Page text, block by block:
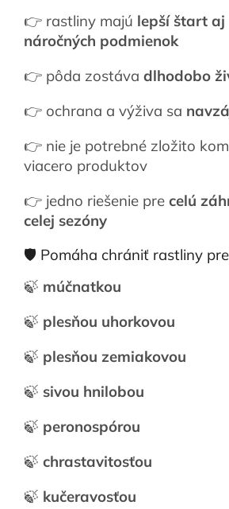
👉 rastliny majú lepší štart aj
náročných podmienok
👉 pôda zostáva dlhodobo
👉 ochrana a výživa sa
👉 nie je potrebné zložito
viacero produktov
👉 jedno riešenie pre celú
celej sezóny
🛡️ Pomáha chrániť rastliny
🍃 múčnatkou
🍃 plesňou uhorkovou
🍃 plesňou zemiakovou
🍃 sivou hnilobou
🍃 peronospórou
🍃 chrastavitosťou
🍃 kučeravosťou